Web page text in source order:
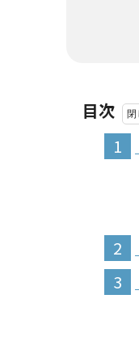
目次
1
2
3